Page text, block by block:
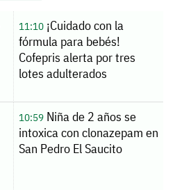
11:10¡Cuidado con la
fórmula para bebés!
Cofepris alerta por tres
lotes adulterados
10:59Niña de 2 años se
intoxica con clonazepam en
San Pedro El Saucito